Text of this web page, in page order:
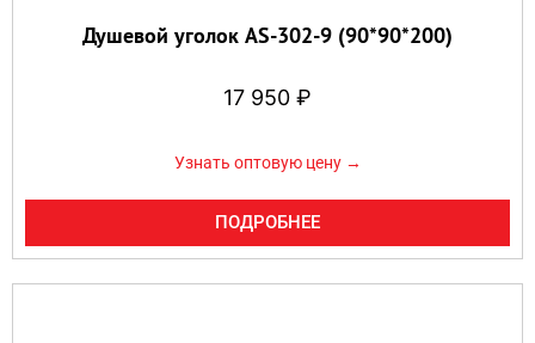
Душевой уголок AS-302-9 (90*90*200)
17 950 ₽
Узнать оптовую цену →
ПОДРОБНЕЕ